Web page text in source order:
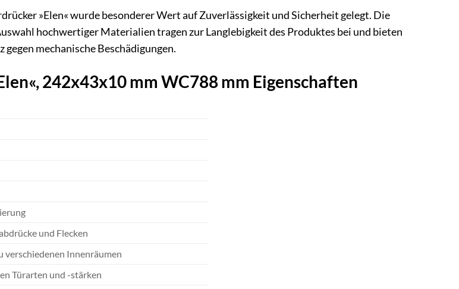
»Elen« wurde besonderer Wert auf Zuverlässigkeit und Sicherheit gelegt. Die
hochwertiger Materialien tragen zur Langlebigkeit des Produktes bei und bieten
mechanische Beschädigungen.
242x43x10 mm WC788 mm Eigenschaften
und Flecken
verschiedenen Innenräumen
Türarten und -stärken